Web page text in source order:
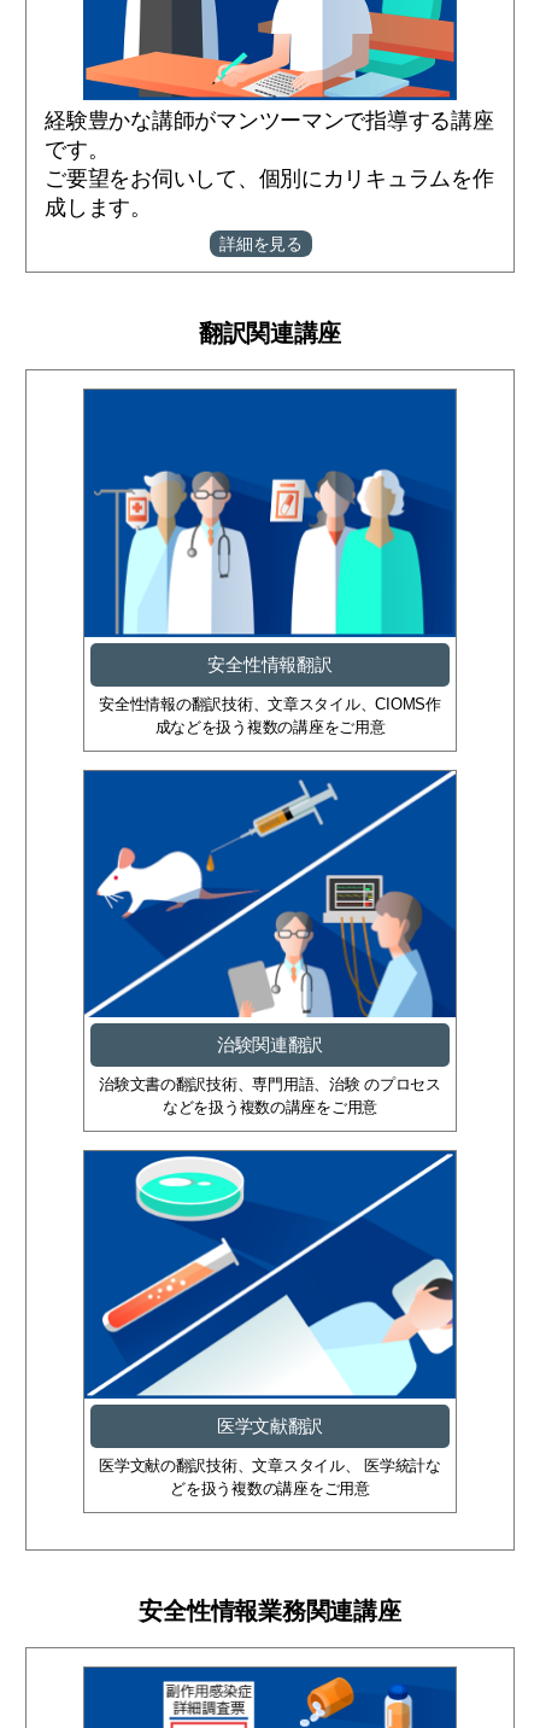
経験豊かな講師がマンツーマンで指導する講座
です。
ご要望をお伺いして、個別にカリキュラムを作
成します。
詳細を見る
翻訳関連講座
安全性情報翻訳
安全性情報の翻訳技術、文章スタイル、CIOMS作
成などを扱う複数の講座をご用意
治験関連翻訳
治験文書の翻訳技術、専門用語、治験 のプロセス
などを扱う複数の講座をご用意
医学文献翻訳
医学文献の翻訳技術、文章スタイル、 医学統計な
どを扱う複数の講座をご用意
安全性情報業務関連講座